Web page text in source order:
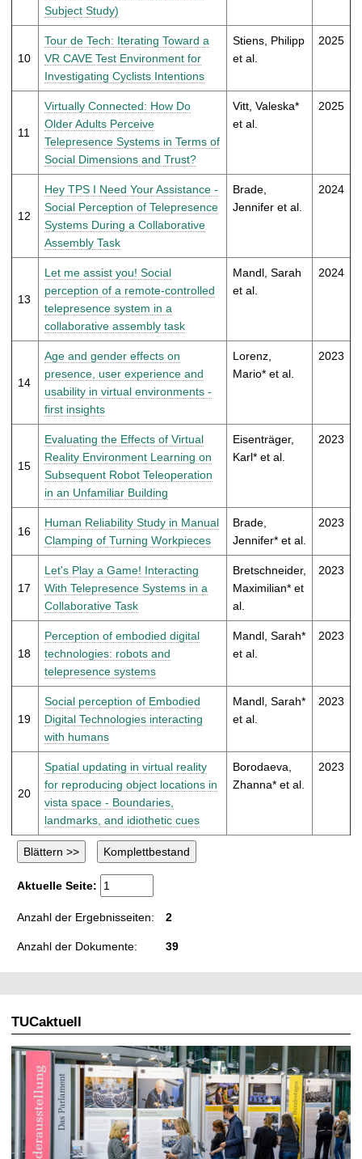
Subject Study)
10
Tour de Tech: Iterating Toward a
VR CAVE Test Environment for
Investigating Cyclists Intentions
Stiens, Philipp
et al.
2025
11
Virtually Connected: How Do
Older Adults Perceive
Telepresence Systems in Terms of
Social Dimensions and Trust?
Vitt, Valeska*
et al.
2025
12
Hey TPS I Need Your Assistance -
Social Perception of Telepresence
Systems During a Collaborative
Assembly Task
Brade,
Jennifer et al.
2024
13
Let me assist you! Social
perception of a remote-controlled
telepresence system in a
collaborative assembly task
Mandl, Sarah
et al.
2024
14
Age and gender effects on
presence, user experience and
usability in virtual environments -
first insights
Lorenz,
Mario* et al.
2023
15
Evaluating the Effects of Virtual
Reality Environment Learning on
Subsequent Robot Teleoperation
in an Unfamiliar Building
Eisenträger,
Karl* et al.
2023
16
Human Reliability Study in Manual
Clamping of Turning Workpieces
Brade,
Jennifer* et al.
2023
17
Let's Play a Game! Interacting
With Telepresence Systems in a
Collaborative Task
Bretschneider,
Maximilian* et
al.
2023
18
Perception of embodied digital
technologies: robots and
telepresence systems
Mandl, Sarah*
et al.
2023
19
Social perception of Embodied
Digital Technologies interacting
with humans
Mandl, Sarah*
et al.
2023
20
Spatial updating in virtual reality
for reproducing object locations in
vista space - Boundaries,
landmarks, and idiothetic cues
Borodaeva,
Zhanna* et al.
2023
Aktuelle Seite:
Anzahl der Ergebnisseiten: 2
Anzahl der Dokumente: 39
TUCaktuell